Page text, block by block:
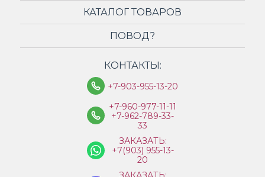
КАТАЛОГ ТОВАРОВ
ПОВОД?
КОНТАКТЫ:
+7-903-955-13-20
+7-960-977-11-11
+7-962-789-33-
33
ЗАКАЗАТЬ:
+7(903) 955-13-
20